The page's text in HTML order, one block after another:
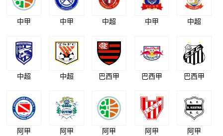
中甲 中甲 中超 中甲 中超
中超 中超 巴西甲 巴西甲 巴西甲
阿甲 阿甲 阿甲 阿甲 阿甲